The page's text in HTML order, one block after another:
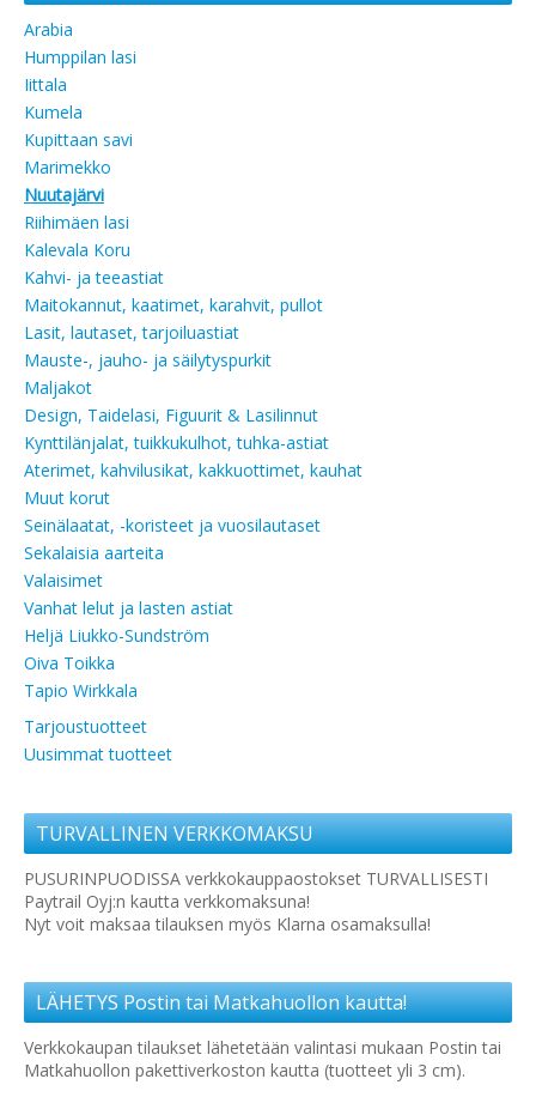
Arabia
Humppilan lasi
Iittala
Kumela
Kupittaan savi
Marimekko
Nuutajärvi
Riihimäen lasi
Kalevala Koru
Kahvi- ja teeastiat
Maitokannut, kaatimet, karahvit, pullot
Lasit, lautaset, tarjoiluastiat
Mauste-, jauho- ja säilytyspurkit
Maljakot
Design, Taidelasi, Figuurit & Lasilinnut
Kynttilänjalat, tuikkukulhot, tuhka-astiat
Aterimet, kahvilusikat, kakkuottimet, kauhat
Muut korut
Seinälaatat, -koristeet ja vuosilautaset
Sekalaisia aarteita
Valaisimet
Vanhat lelut ja lasten astiat
Heljä Liukko-Sundström
Oiva Toikka
Tapio Wirkkala
Tarjoustuotteet
Uusimmat tuotteet
TURVALLINEN VERKKOMAKSU
PUSURINPUODISSA verkkokauppaostokset TURVALLISESTI
Paytrail Oyj:n kautta verkkomaksuna!
Nyt voit maksaa tilauksen myös Klarna osamaksulla!
LÄHETYS Postin tai Matkahuollon kautta!
Verkkokaupan tilaukset lähetetään valintasi mukaan Postin tai
Matkahuollon pakettiverkoston kautta (tuotteet yli 3 cm).